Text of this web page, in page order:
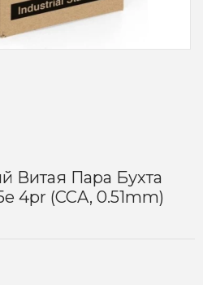
Витая Пара Бухта
4pr (CCA, 0.51mm)